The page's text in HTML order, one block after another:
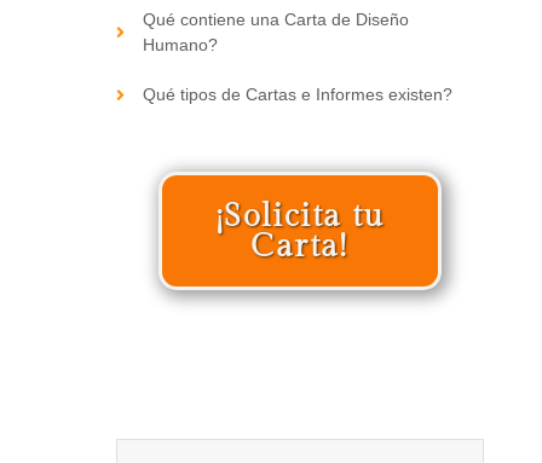
Qué contiene una Carta de Diseño
Humano?
Qué tipos de Cartas e Informes existen?
¡Solicita tu
Carta!